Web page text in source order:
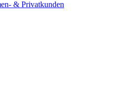
& Privatkunden